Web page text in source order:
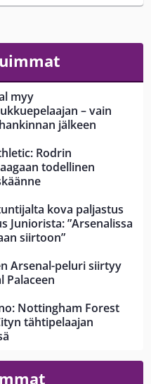
myy
– vain
jälkeen
Rodrin
todellinen
kova paljastus
Juniorista: ”Arsenalissa
siirtoon”
Arsenal-peluri siirtyy
Palaceen
Nottingham Forest
tähtipelaajan